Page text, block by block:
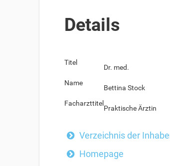
Details
Titel
Dr. med.
Name
Bettina Stock
Facharzttitel
Praktische Ärztin
Verzeichnis der
Homepage